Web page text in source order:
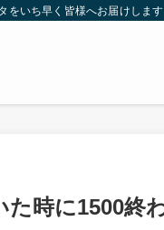
いち早く皆様へお届けします
た時に1500終